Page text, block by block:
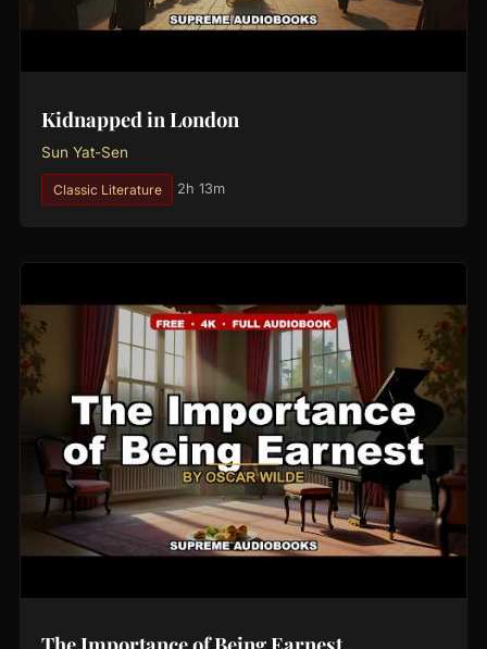
Kidnapped in London
Sun Yat-Sen
Classic Literature 2h 13m